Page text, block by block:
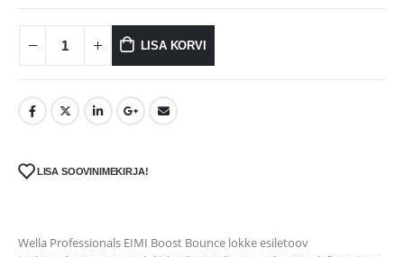
LISA KORVI
LISA SOOVINIMEKIRJA!
Wella Professionals EIMI Boost Bounce lokke esiletoov